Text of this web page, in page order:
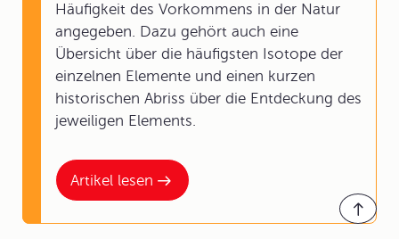
Artikel lesen
Häufigkeit des Vorkommens in der Natur
angegeben. Dazu gehört auch eine
Übersicht über die häufigsten Isotope der
einzelnen Elemente und einen kurzen
historischen Abriss über die Entdeckung des
jeweiligen Elements.